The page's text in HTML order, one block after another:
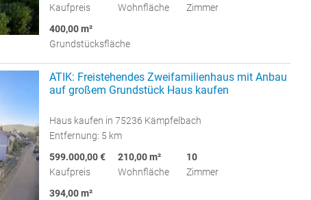
Kaufpreis
Wohnfläche
Zimmer
400,00 m²
Grundstücksfläche
ATIK: Freistehendes Zweifamilienhaus mit Anbau
auf großem Grundstück Haus kaufen
Haus kaufen in 75236 Kämpfelbach
Entfernung: 5 km
599.000,00 €
Kaufpreis
210,00 m²
Wohnfläche
10
Zimmer
394,00 m²